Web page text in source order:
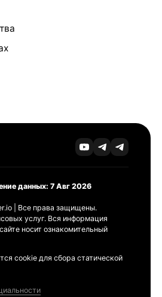
данных: 7 Авг 2026
| Все права защищены.
услуг. Вся информация
носит ознакомительный
cookie для сбора статической